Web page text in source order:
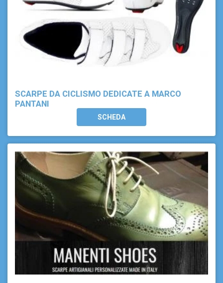
SCARPE DA CICLISMO DEDICATE A MARCO
PANTANI
SCHEDA